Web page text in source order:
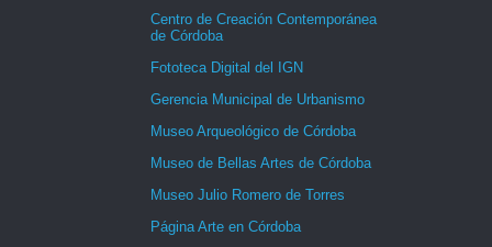
Centro de Creación Contemporánea
de Córdoba
Fototeca Digital del IGN
Gerencia Municipal de Urbanismo
Museo Arqueológico de Córdoba
Museo de Bellas Artes de Córdoba
Museo Julio Romero de Torres
Página Arte en Córdoba